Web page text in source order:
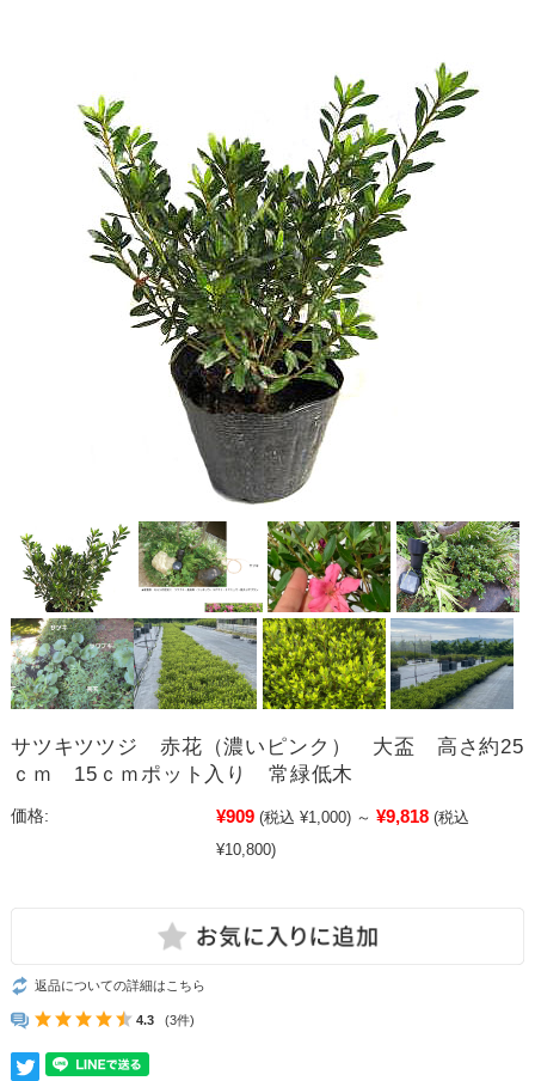
サツキツツジ 赤花（濃いピンク） 大盃 高さ約25
ｃｍ 15ｃｍポット入り 常緑低木
価格: ¥909 (税込 ¥1,000) ～ ¥9,818 (税込
¥10,800)
返品についての詳細はこちら
4.3 (3件)